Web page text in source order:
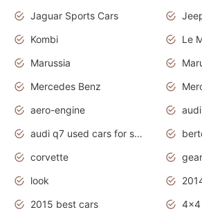
Jaguar Sports Cars
Kombi
Le
Marussia
Mercedes Benz
aero-engine
audi q7 used cars for sale uk
corvette
look
2015 best cars
4x4